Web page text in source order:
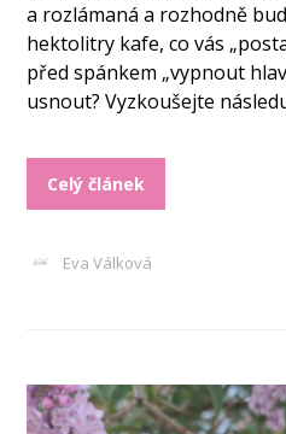
a rozlámaná a rozhodně
hektolitry kafe, co vás
před spánkem „vypnout
usnout? Vyzkoušejte
Celý článek
Eva Válková